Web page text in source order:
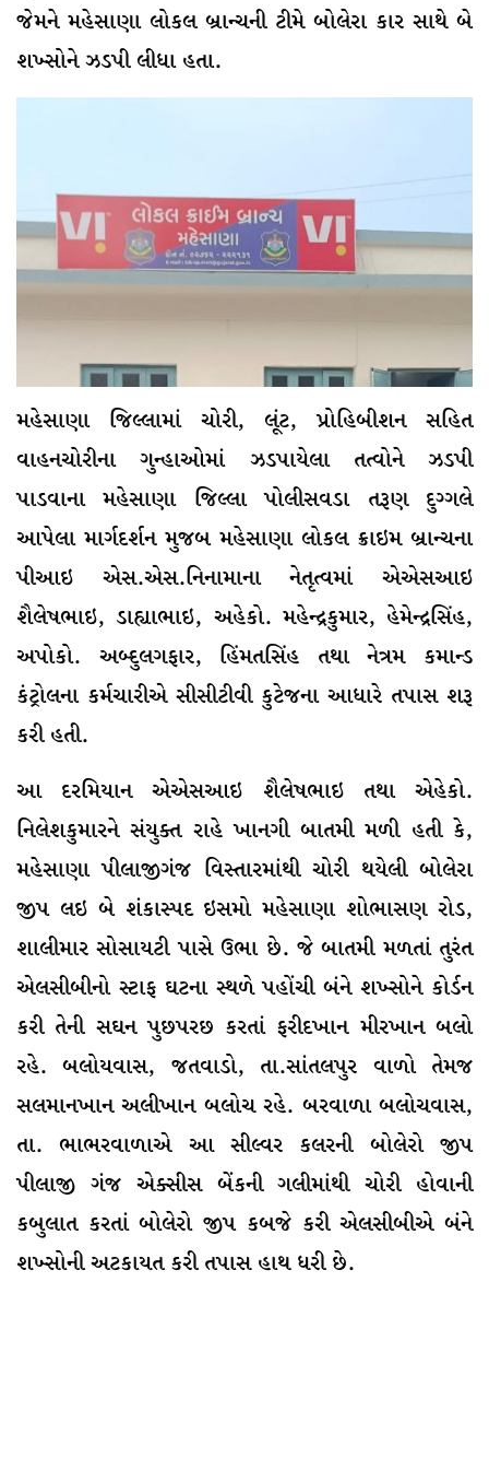
જેમને મહેસાણા લોકલ બ્રાન્ચની ટીમે બોલેરા કાર સાથે બે
શખ્સોને ઝડપી લીધા હતા.
મહેસાણા જિલ્લામાં ચોરી, લૂંટ, પ્રોહિબીશન સહિત
વાહનચોરીના ગુન્હાઓમાં ઝડપાયેલા તત્વોને ઝડપી
પાડવાના મહેસાણા જિલ્લા પોલીસવડા તરૂણ દુગ્ગલે
આપેલા માર્ગદર્શન મુજબ મહેસાણા લોકલ ક્રાઇમ બ્રાન્ચના
પીઆઇ એસ.એસ.નિનામાના નેતૃત્વમાં એએસઆઇ
શૈલેષભાઇ, ડાહ્યાભાઇ, અહેકો. મહેન્દ્રકુમાર, હેમેન્દ્રસિંહ,
અપોકો. અબ્દુલગફાર, હિંમતસિંહ તથા નેત્રમ કમાન્ડ
કંટ્રોલના કર્મચારીએ સીસીટીવી કુટેજના આધારે તપાસ શરૂ
કરી હતી.
આ દરમિયાન એએસઆઇ શૈલેષભાઇ તથા એહેકો.
નિલેશકુમારને સંયુક્ત રાહે ખાનગી બાતમી મળી હતી કે,
મહેસાણા પીલાજીગંજ વિસ્તારમાંથી ચોરી થયેલી બોલેરા
જીપ લઇ બે શંકાસ્પદ ઇસમો મહેસાણા શોભાસણ રોડ,
શાલીમાર સોસાયટી પાસે ઉભા છે. જે બાતમી મળતાં તુરંત
એલસીબીનો સ્ટાફ ઘટના સ્થળે પહોંચી બંને શખ્સોને કોર્ડન
કરી તેની સઘન પુછપરછ કરતાં ફરીદખાન મીરખાન બલો
રહે. બલોયવાસ, જતવાડો, તા.સાંતલપુર વાળો તેમજ
સલમાનખાન અલીખાન બલોચ રહે. બરવાળા બલોચવાસ,
તા. ભાભરવાળાએ આ સીલ્વર કલરની બોલેરો જીપ
પીલાજી ગંજ એક્સીસ બેંકની ગલીમાંથી ચોરી હોવાની
કબુલાત કરતાં બોલેરો જીપ કબજે કરી એલસીબીએ બંને
શખ્સોની અટકાયત કરી તપાસ હાથ ધરી છે.